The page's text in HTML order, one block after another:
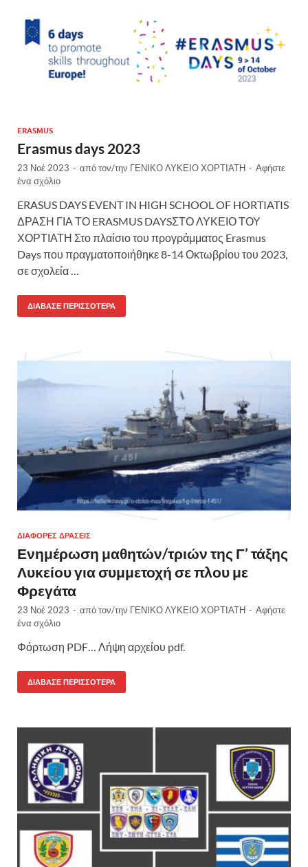
ERASMUS
Erasmus days 2023
23 Νοέ 2023 - από τον/την ΓΕΝΙΚΟ ΛΥΚΕΙΟ ΧΟΡΤΙΑΤΗ - Αφήστε
ένα σχόλιο
ERASUS DAYS EVENT IN HIGH SCHOOL OF HORTIATIS
ΔΡΑΣΗ ΓΙΑ ΤΟ ERASMUS DAYSΣΤΟ ΛΥΚΕΙΟ ΤΟΥ
ΧΟΡΤΙΑΤΗ Στο πλαίσιο του προγράμματος Erasmus
Days που πραγματοποιήθηκε 8-14 Οκτωβρίου του 2023,
σε σχολεία …
ΔΙΆΒΑΣΕ ΠΕΡΙΣΣΌΤΕΡΑ
ΔΙΆΦΟΡΕΣ ΔΡΆΣΕΙΣ
Ενημέρωση μαθητών/τριών της Γ’ τάξης
Λυκείου για συμμετοχή σε πλου με
Φρεγάτα
23 Νοέ 2023 - από τον/την ΓΕΝΙΚΟ ΛΥΚΕΙΟ ΧΟΡΤΙΑΤΗ - Αφήστε
ένα σχόλιο
Φόρτωση PDF… Λήψη αρχείου pdf.
ΔΙΆΒΑΣΕ ΠΕΡΙΣΣΌΤΕΡΑ